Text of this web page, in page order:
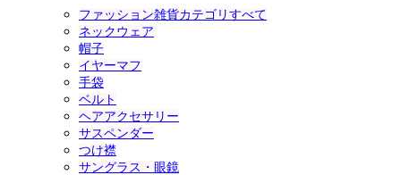
ファッション雑貨カテゴリすべて
ネックウェア
帽子
イヤーマフ
手袋
ベルト
ヘアアクセサリー
サスペンダー
つけ襟
サングラス・眼鏡